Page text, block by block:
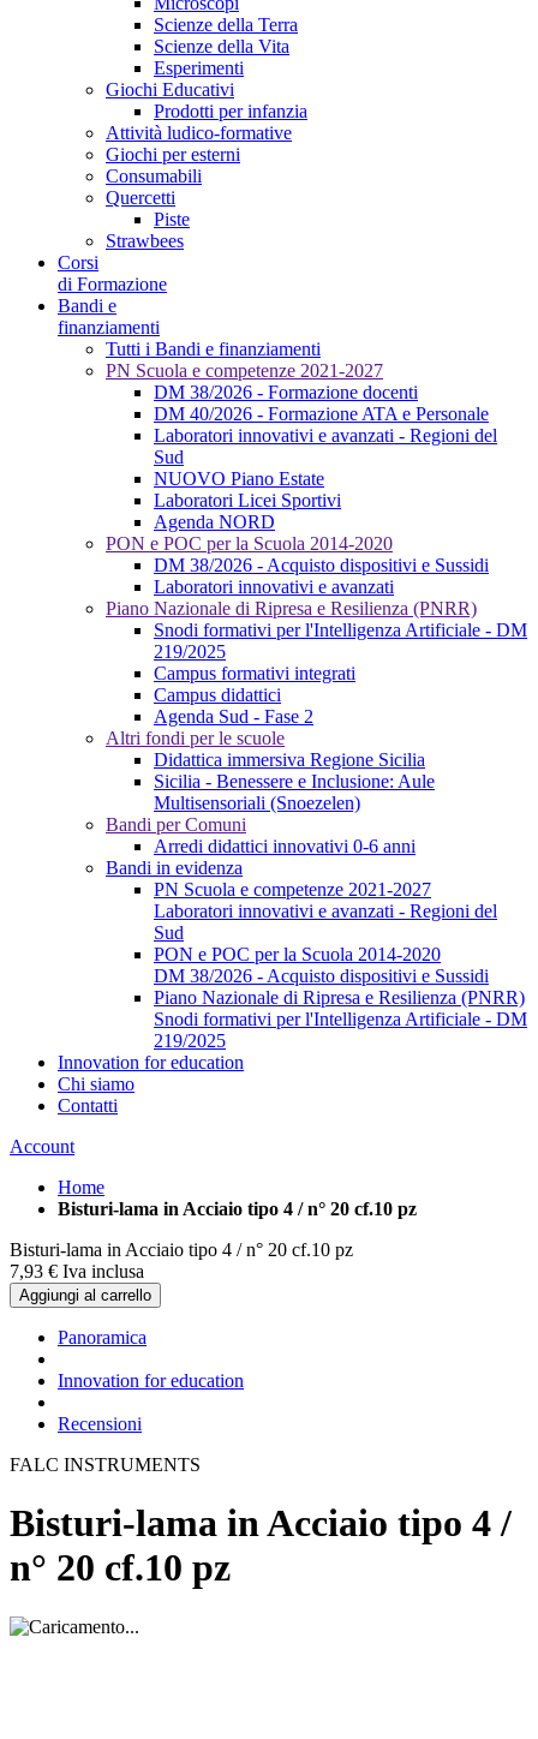
Scienze della Terra
Scienze della Vita
Esperimenti
Giochi Educativi
Prodotti per infanzia
Attività ludico-formative
Giochi per esterni
Consumabili
Quercetti
Piste
Strawbees
Corsi
di Formazione
Bandi e
finanziamenti
Tutti i Bandi e finanziamenti
PN Scuola e competenze 2021-2027
DM 38/2026 - Formazione docenti
DM 40/2026 - Formazione ATA e Personale
Laboratori innovativi e avanzati - Regioni del
Sud
NUOVO Piano Estate
Laboratori Licei Sportivi
Agenda NORD
PON e POC per la Scuola 2014-2020
DM 38/2026 - Acquisto dispositivi e Sussidi
Laboratori innovativi e avanzati
Piano Nazionale di Ripresa e Resilienza (PNRR)
Snodi formativi per l'Intelligenza Artificiale - DM
219/2025
Campus formativi integrati
Campus didattici
Agenda Sud - Fase 2
Altri fondi per le scuole
Didattica immersiva Regione Sicilia
Sicilia - Benessere e Inclusione: Aule
Multisensoriali (Snoezelen)
Bandi per Comuni
Arredi didattici innovativi 0-6 anni
Bandi in evidenza
PN Scuola e competenze 2021-2027
Laboratori innovativi e avanzati - Regioni del
Sud
PON e POC per la Scuola 2014-2020
DM 38/2026 - Acquisto dispositivi e Sussidi
Piano Nazionale di Ripresa e Resilienza (PNRR)
Snodi formativi per l'Intelligenza Artificiale - DM
219/2025
Innovation for education
Chi siamo
Contatti
Account
Home
Bisturi-lama in Acciaio tipo 4 / n° 20 cf.10 pz
Bisturi-lama in Acciaio tipo 4 / n° 20 cf.10 pz
7,93 € Iva inclusa
Aggiungi al carrello
Panoramica
Innovation for education
Recensioni
FALC INSTRUMENTS
Bisturi-lama in Acciaio tipo 4 /
n° 20 cf.10 pz